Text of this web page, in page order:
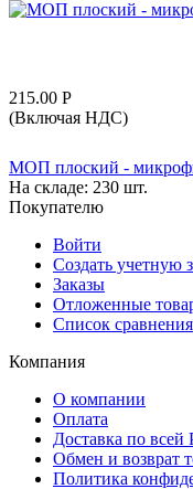
215.00 Р
(Включая НДС)
МОП плоский -
На складе: 230 шт.
Покупателю
Войти
Создать учетную
Заказы
Отложенные
Список сравнения
Компания
О компании
Оплата
Доставка по всей
Обмен и возврат
Политика